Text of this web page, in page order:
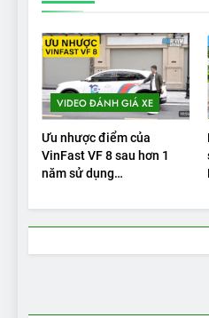
VIDEO ĐÁNH GIÁ XE
Ưu nhược điểm của
VinFast VF 8 sau hơn 1
năm sử dụng